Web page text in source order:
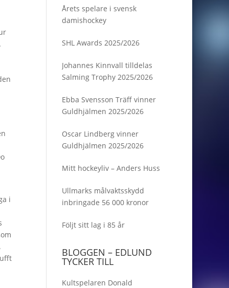
i
Årets spelare i svensk
damishockey
SHL Awards 2025/2026
Johannes Kinnvall tilldelas
Salming Trophy 2025/2026
Ebba Svensson Träff vinner
Guldhjälmen 2025/2026
Oscar Lindberg vinner
Guldhjälmen 2025/2026
Mitt hockeyliv – Anders Huss
Ullmarks målvaktsskydd
inbringade 56 000 kronor
Följt sitt lag i 85 år
BLOGGEN – EDLUND
TYCKER TILL
Kultspelaren Donald